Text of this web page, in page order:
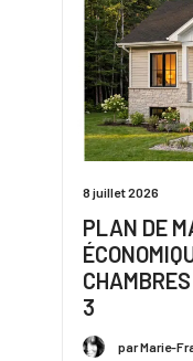
8 juillet 2026
PLAN DE
3
par Marie-